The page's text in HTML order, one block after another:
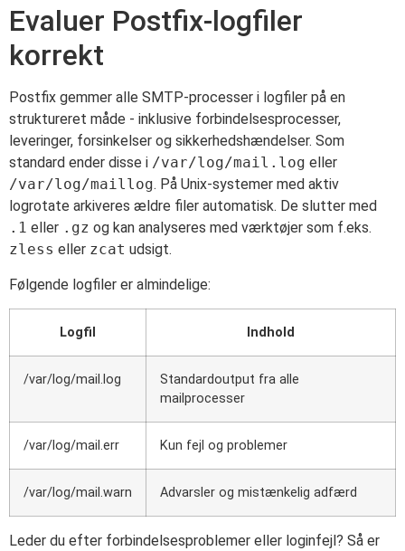
Evaluer Postfix-logfiler
korrekt
Postfix gemmer alle SMTP-processer i logfiler på en
struktureret måde - inklusive forbindelsesprocesser,
leveringer, forsinkelser og sikkerhedshændelser. Som
standard ender disse i /var/log/mail.log eller
/var/log/maillog. På Unix-systemer med aktiv
logrotate arkiveres ældre filer automatisk. De slutter med
.1 eller .gz og kan analyseres med værktøjer som f.eks.
zless eller zcat udsigt.
Følgende logfiler er almindelige:
Logfil Indhold
/var/log/mail.log
Standardoutput fra alle
mailprocesser
/var/log/mail.err Kun fejl og problemer
/var/log/mail.warn Advarsler og mistænkelig adfærd
Leder du efter forbindelsesproblemer eller loginfejl? Så er